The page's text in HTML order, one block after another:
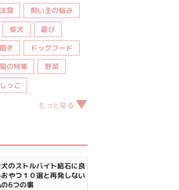
食
飼い主の悩み
柴犬
遊び
き
ドックフード
猫の特集
野菜
っこ
もっと見る
のストルバイト結石に良
やつ１０選と再発しない
6つの事